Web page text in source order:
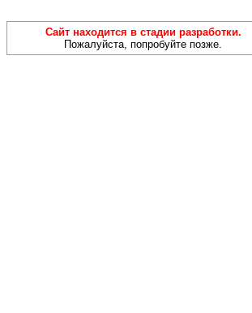
Сайт находится в стадии разработки.
Пожалуйста, попробуйте позже.